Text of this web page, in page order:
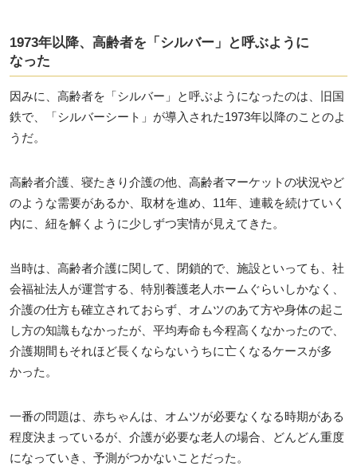
1973年以降、高齢者を「シルバー」と呼ぶように
なった
因みに、高齢者を「シルバー」と呼ぶようになったのは、旧国
鉄で、「シルバーシート」が導入された1973年以降のことのよ
うだ。
高齢者介護、寝たきり介護の他、高齢者マーケットの状況やど
のような需要があるか、取材を進め、11年、連載を続けていく
内に、紐を解くように少しずつ実情が見えてきた。
当時は、高齢者介護に関して、閉鎖的で、施設といっても、社
会福祉法人が運営する、特別養護老人ホームぐらいしかなく、
介護の仕方も確立されておらず、オムツのあて方や身体の起こ
し方の知識もなかったが、平均寿命も今程高くなかったので、
介護期間もそれほど長くならないうちに亡くなるケースが多
かった。
一番の問題は、赤ちゃんは、オムツが必要なくなる時期がある
程度決まっているが、介護が必要な老人の場合、どんどん重度
になっていき、予測がつかないことだった。